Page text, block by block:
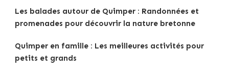
Les balades autour de Quimper : Randonnées et
promenades pour découvrir la nature bretonne
Quimper en famille : Les meilleures activités pour
petits et grands